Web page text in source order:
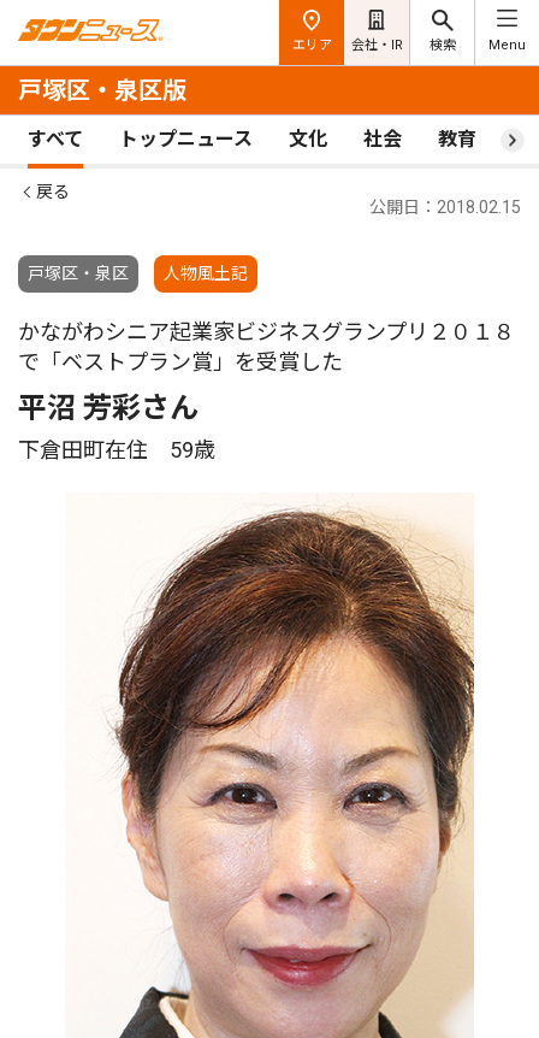
エリア 会社・IR 検索 Menu
戸塚区・泉区版
すべて トップニュース 文化 社会 教育 ス
戻る
戸塚区・泉区 人物風土記
公開日：2018.02.15
かながわシニア起業家ビジネスグランプリ２０１８
で「ベストプラン賞」を受賞した
平沼 芳彩さん
下倉田町在住 59歳